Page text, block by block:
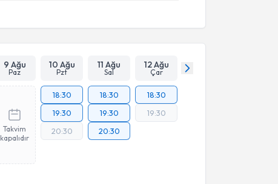
9 Ağu
Paz
10 Ağu
Pzt
11 Ağu
Sal
12 Ağu
Çar
Takvim
kapalıdır
18:30
19:30
20:30
18:30
19:30
20:30
18:30
19:30